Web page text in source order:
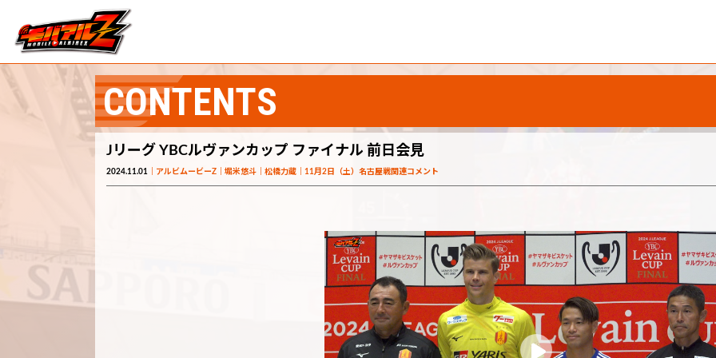
CONTENTS
Jリーグ YBCルヴァンカップ ファイナル 前日会見
2024.11.01 アルビムービーZ 堀米悠斗 松橋力蔵 11月2日（土）名古屋戦関連コメント